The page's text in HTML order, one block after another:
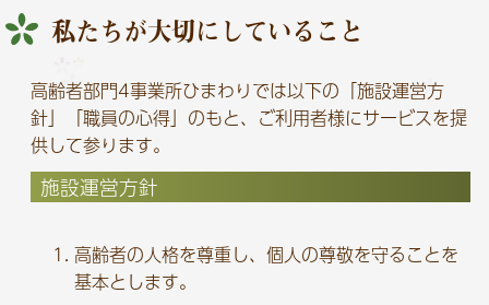
私たちが大切にしていること
高齢者部門4事業所ひまわりでは以下の「施設運営方
針」「職員の心得」のもと、ご利用者様にサービスを提
供して参ります。
施設運営方針
高齢者の人格を尊重し、個人の尊敬を守ることを
基本とします。